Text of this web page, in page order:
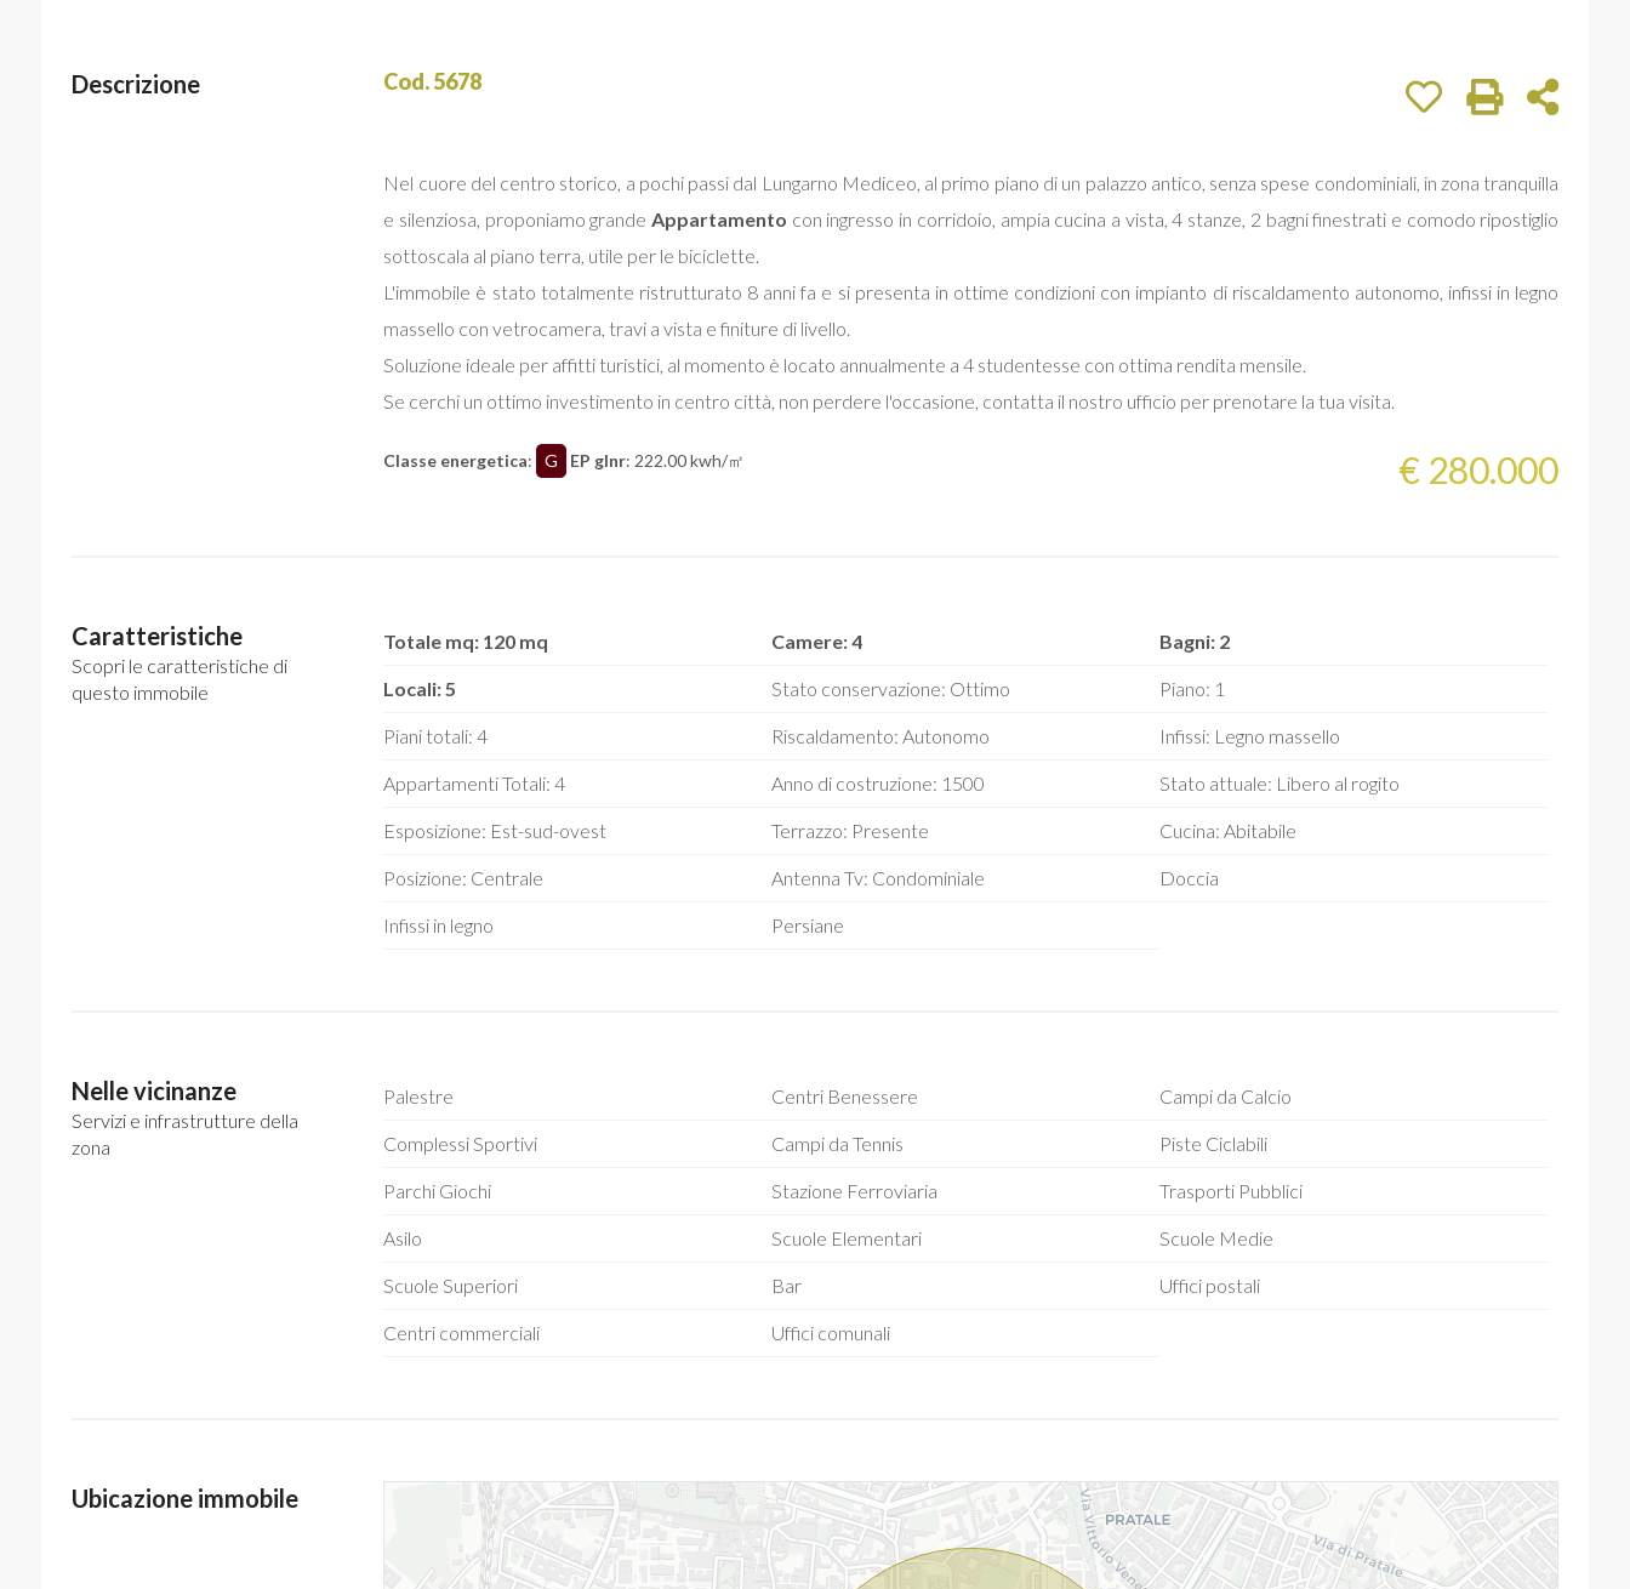
Descrizione Cod. 5678
Nel cuore del centro storico, a pochi passi dal Lungarno Mediceo, al primo piano di un palazzo antico, senza spese condominiali, in zona tranquilla
e silenziosa, proponiamo grandeAppartamento con ingresso in corridoio, ampia cucina a vista, 4 stanze, 2 bagni finestrati e comodo ripostiglio
sottoscala al piano terra, utile per le biciclette.
L'immobile è stato totalmente ristrutturato 8 anni fa e si presenta in ottime condizioni con impianto di riscaldamento autonomo, infissi in legno
massello con vetrocamera, travi a vista e finiture di livello.
Soluzione ideale per affitti turistici, al momento è locato annualmente a 4 studentesse con ottima rendita mensile.
Se cerchi un ottimo investimento in centro città, non perdere l'occasione, contatta il nostro ufficio per prenotare la tua visita.
Classe energetica: G EP glnr: 222.00 kwh/㎡ € 280.000
Caratteristiche
Scopri le caratteristiche di
questo immobile
Totale mq: 120 mq Camere: 4 Bagni: 2
Locali: 5 Stato conservazione: Ottimo Piano: 1
Piani totali: 4 Riscaldamento: Autonomo Infissi: Legno massello
Appartamenti Totali: 4 Anno di costruzione: 1500 Stato attuale: Libero al rogito
Esposizione: Est-sud-ovest Terrazzo: Presente Cucina: Abitabile
Posizione: Centrale Antenna Tv: Condominiale Doccia
Infissi in legno Persiane
Nelle vicinanze
Servizi e infrastrutture della
zona
Palestre Centri Benessere Campi da Calcio
Complessi Sportivi Campi da Tennis Piste Ciclabili
Parchi Giochi Stazione Ferroviaria Trasporti Pubblici
Asilo Scuole Elementari Scuole Medie
Scuole Superiori Bar Uffici postali
Centri commerciali Uffici comunali
Ubicazione immobile